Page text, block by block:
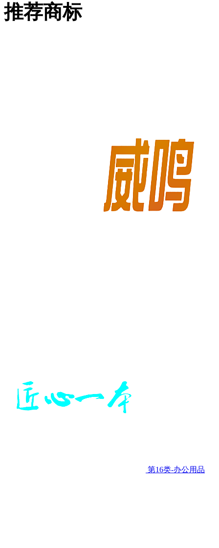
推荐商标
第16类-办公用品